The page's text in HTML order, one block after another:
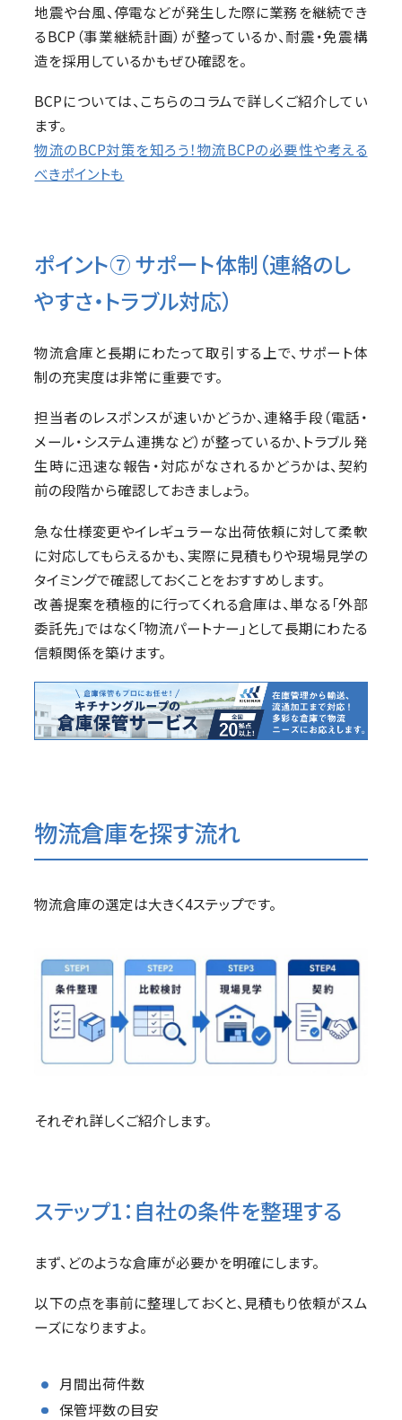
地震や台風、停電などが発生した際に業務を継続でき
るBCP（事業継続計画）が整っているか、耐震・免震構
造を採用しているかもぜひ確認を。
BCPについては、こちらのコラムで詳しくご紹介してい
ます。
物流のBCP対策を知ろう！物流BCPの必要性や考える
べきポイントも
ポイント⑦ サポート体制（連絡のし
やすさ・トラブル対応）
物流倉庫と長期にわたって取引する上で、サポート体
制の充実度は非常に重要です。
担当者のレスポンスが速いかどうか、連絡手段（電話・
メール・システム連携など）が整っているか、トラブル発
生時に迅速な報告・対応がなされるかどうかは、契約
前の段階から確認しておきましょう。
急な仕様変更やイレギュラーな出荷依頼に対して柔軟
に対応してもらえるかも、実際に見積もりや現場見学の
タイミングで確認しておくことをおすすめします。
改善提案を積極的に行ってくれる倉庫は、単なる「外部
委託先」ではなく「物流パートナー」として長期にわたる
信頼関係を築けます。
物流倉庫を探す流れ
物流倉庫の選定は大きく4ステップです。
それぞれ詳しくご紹介します。
ステップ1：自社の条件を整理する
まず、どのような倉庫が必要かを明確にします。
以下の点を事前に整理しておくと、見積もり依頼がスム
ーズになりますよ。
月間出荷件数
保管坪数の目安